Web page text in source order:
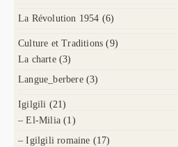
La Révolution 1954 (6)
Culture et Traditions (9)
La charte (3)
Langue_berbere (3)
Igilgili (21)
– El-Milia (1)
– Igilgili romaine (17)